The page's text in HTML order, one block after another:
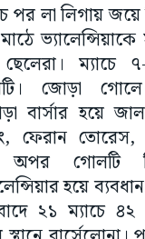
পর লা লিগায়
ছেলেরা।
জোড়া
বার্সার হয়ে
ফেরান তোরেস,
অপর গোলটি
হয়ে
২১ ম্যাচে ৪২